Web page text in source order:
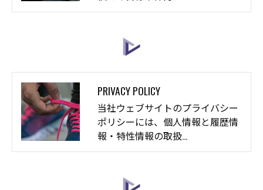
PRIVACY POLICY
当社ウェブサイトのプライバシー
ポリシーには、個人情報と履歴情
報・特性情報の取扱…